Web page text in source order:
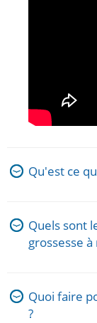
Qu'est ce
Quels sont
grossesse
Quoi faire
?